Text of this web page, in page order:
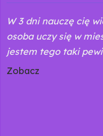
W 3 dni nauczę cię
osoba uczy się w
jestem tego taki
Zobacz